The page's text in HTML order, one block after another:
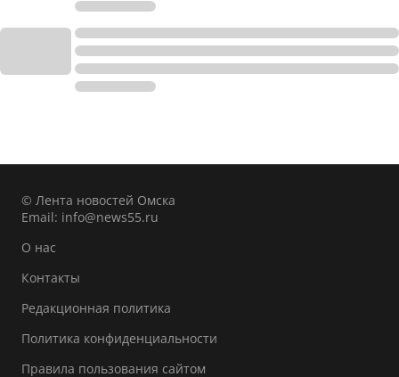
© Лента новостей Омска
Email: info@news55.ru
О нас
Контакты
Редакционная политика
Политика конфиденциальности
Правила пользования сайтом